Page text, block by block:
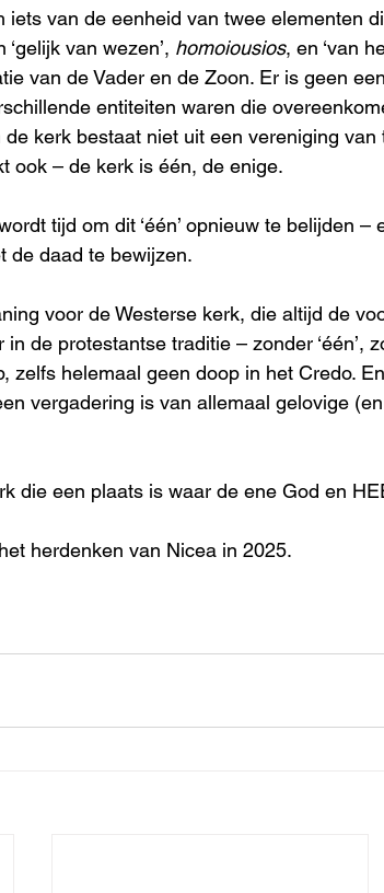
iets van de eenheid van twee elementen
van wezen’, homoiousios, en ‘van
van de Vader en de Zoon. Er is geen
entiteiten waren die
kerk bestaat niet uit een vereniging
ook – de kerk is één, de enige.
tijd om dit ‘één’ opnieuw te belijden –
de daad te bewijzen.
voor de Westerse kerk, die altijd de
de protestantse traditie – zonder ‘één’,
zelfs helemaal geen doop in het Credo.
vergadering is van allemaal gelovige
die een plaats is waar de ene God en
herdenken van Nicea in 2025.